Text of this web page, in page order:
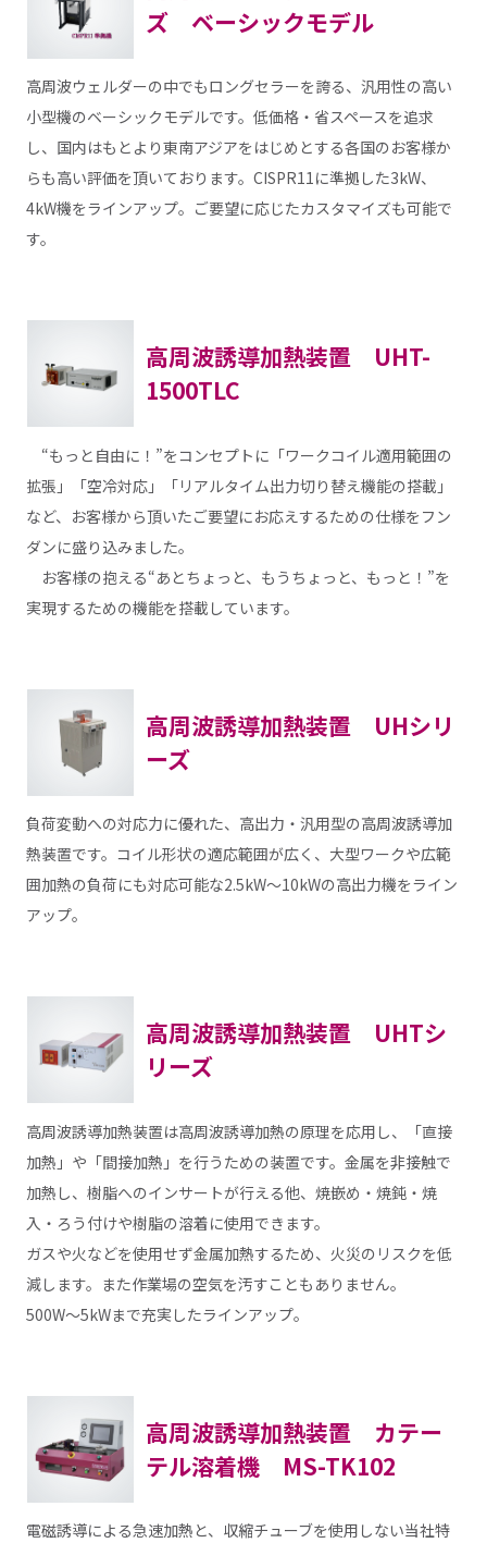
ズ ベーシックモデル
高周波ウェルダーの中でもロングセラーを誇る、汎用性の高い
小型機のベーシックモデルです。低価格・省スペースを追求
し、国内はもとより東南アジアをはじめとする各国のお客様か
らも高い評価を頂いております。CISPR11に準拠した3kW、
4kW機をラインアップ。ご要望に応じたカスタマイズも可能で
す。
高周波誘導加熱装置 UHT-
1500TLC
“もっと自由に！”をコンセプトに「ワークコイル適用範囲の
拡張」「空冷対応」「リアルタイム出力切り替え機能の搭載」
など、お客様から頂いたご要望にお応えするための仕様をフン
ダンに盛り込みました。
お客様の抱える“あとちょっと、もうちょっと、もっと！”を
実現するための機能を搭載しています。
高周波誘導加熱装置 UHシリ
ーズ
負荷変動への対応力に優れた、高出力・汎用型の高周波誘導加
熱装置です。コイル形状の適応範囲が広く、大型ワークや広範
囲加熱の負荷にも対応可能な2.5kW～10kWの高出力機をライン
アップ。
高周波誘導加熱装置 UHTシ
リーズ
高周波誘導加熱装置は高周波誘導加熱の原理を応用し、「直接
加熱」や「間接加熱」を行うための装置です。金属を非接触で
加熱し、樹脂へのインサートが行える他、焼嵌め・焼鈍・焼
入・ろう付けや樹脂の溶着に使用できます。
ガスや火などを使用せず金属加熱するため、火災のリスクを低
減します。また作業場の空気を汚すこともありません。
500W～5kWまで充実したラインアップ。
高周波誘導加熱装置 カテー
テル溶着機 MS-TK102
電磁誘導による急速加熱と、収縮チューブを使用しない当社特